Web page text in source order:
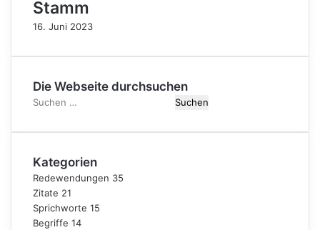
Stamm
16. Juni 2023
Die Webseite durchsuchen
Suchen
Kategorien
Redewendungen 35
Zitate 21
Sprichworte 15
Begriffe 14